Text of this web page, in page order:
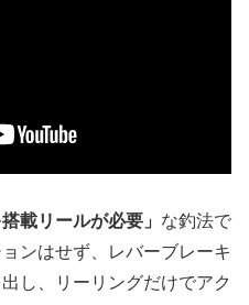
載リールが必要」 な釣法で
ンはせず、レバーブレーキ
し、リーリングだけでアク